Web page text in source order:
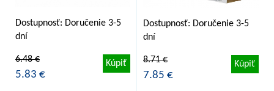
Dostupnosť: Doručenie 3-5
dní
6.48 €
5.83 €
Kúpiť
Dostupnosť: Doručenie 3-5
dní
8.71 €
7.85 €
Kúpiť